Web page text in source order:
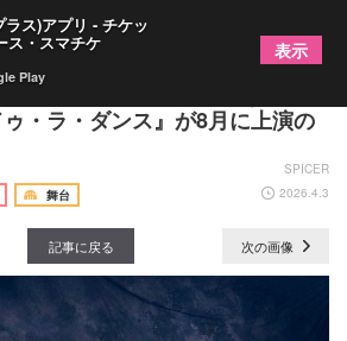
の精鋭11名による特別なガラ公
・ラ・ダンス』が8月に上演の
SPICER
舞台 2026.4.3
記事に戻る 次の画像
ラス)アプリ - チケッ
ス・スマチケ
Play
表示